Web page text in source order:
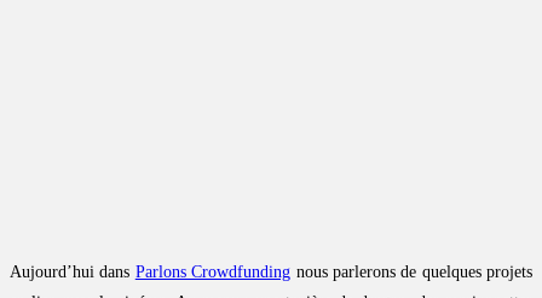
Aujourd’hui dans Parlons Crowdfunding nous parlerons de quelques projets